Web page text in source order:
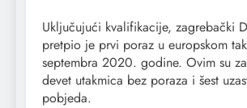
Uključujući kvalifikacije, zagrebački
pretpio je prvi poraz u europskom
septembra 2020. godine. Ovim su
devet utakmica bez poraza i šest
pobjeda.